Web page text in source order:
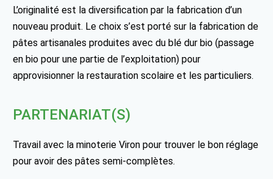
L’originalité est la diversification par la fabrication d’un
nouveau produit. Le choix s’est porté sur la fabrication de
pâtes artisanales produites avec du blé dur bio (passage
en bio pour une partie de l’exploitation) pour
approvisionner la restauration scolaire et les particuliers.
PARTENARIAT(S)
Travail avec la minoterie Viron pour trouver le bon réglage
pour avoir des pâtes semi-complètes.